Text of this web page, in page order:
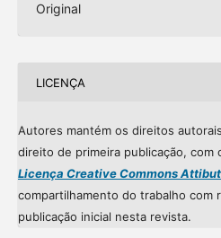
Original
LICENÇA
Autores mantém os direitos
direito de primeira publicação, com
Licença Creative Commons
compartilhamento do trabalho com
publicação inicial nesta revista.